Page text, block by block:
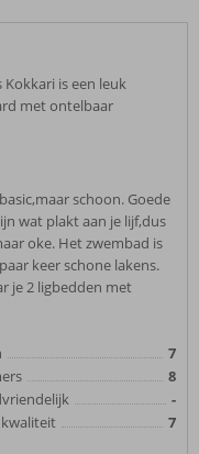
Kokkari is een leuk
met ontelbaar
schoon. Goede
wat plakt aan je lijf,dus
oke. Het zwembad is
keer schone lakens.
je 2 ligbedden met
7
8
-
7